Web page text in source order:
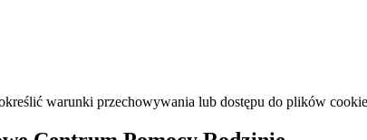
warunki przechowywania lub dostępu do plików